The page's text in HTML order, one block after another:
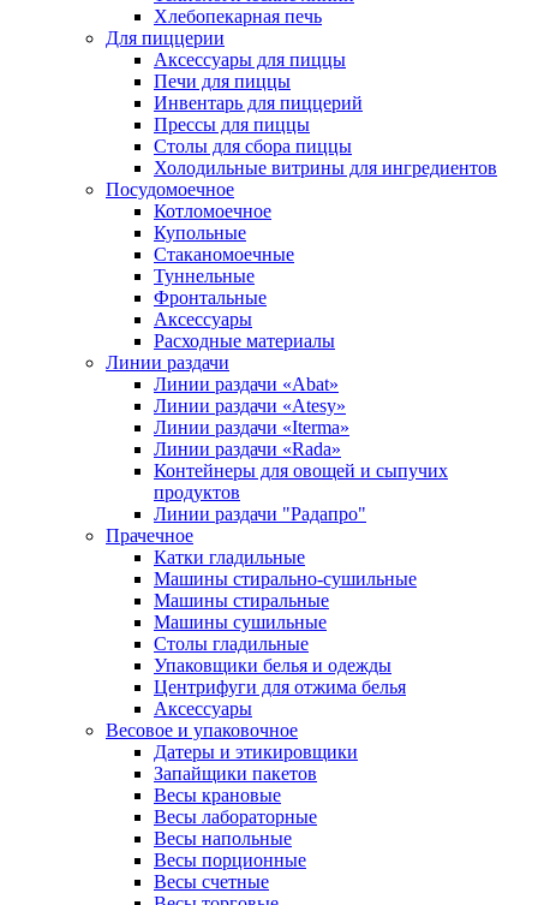
Хлебопекарная печь
Для пиццерии
Аксессуары для пиццы
Печи для пиццы
Инвентарь для пиццерий
Прессы для пиццы
Столы для сбора пиццы
Холодильные витрины для ингредиентов
Посудомоечное
Котломоечное
Купольные
Стаканомоечные
Туннельные
Фронтальные
Аксессуары
Расходные материалы
Линии раздачи
Линии раздачи «Abat»
Линии раздачи «Atesy»
Линии раздачи «Iterma»
Линии раздачи «Rada»
Контейнеры для овощей и сыпучих
продуктов
Линии раздачи "Радапро"
Прачечное
Катки гладильные
Машины стирально-сушильные
Машины стиральные
Машины сушильные
Столы гладильные
Упаковщики белья и одежды
Центрифуги для отжима белья
Аксессуары
Весовое и упаковочное
Датеры и этикировщики
Запайщики пакетов
Весы крановые
Весы лабораторные
Весы напольные
Весы порционные
Весы счетные